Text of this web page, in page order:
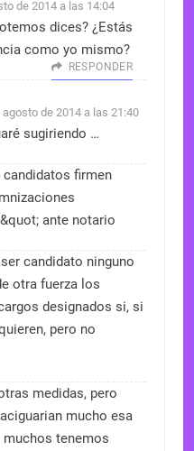
de 2014 a las 14:04
dices? ¿Estás
como yo mismo?
RESPONDER
agosto de 2014 a las 21:40
sugiriendo …
firmen
ante notario
candidato ninguno
otra fuerza los
designados si, si
pero no
medidas, pero
mucho esa
tenemos